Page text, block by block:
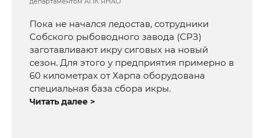
Пока не начался ледостав, сотрудники
Собского рыбоводного завода (СРЗ)
заготавливают икру сиговых на новый
сезон. Для этого у предприятия примерно в
60 километрах от Харпа оборудована
специальная база сбора икры.
Читать далее >